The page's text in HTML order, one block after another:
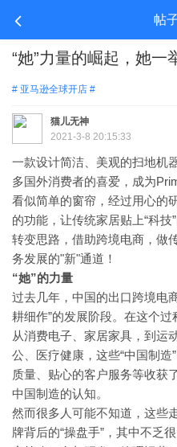
帖
“她”力量的崛起，她一
# 亚马逊全球开店 #
猫儿无神
2021-3-8 20:15:33
一款设计简洁、美观的扫地机
多国外消费者的喜爱，成为
看似简单的窗帘，经过用心的
的功能，让传统家居贴上“科技
转变思路，借助跨境电商，做
务发展的"新"通道！
“她”的力量
过去几年，中国的出口跨境电
耕细作”的发展阶段。在这个
从消费电子、家居家具，到运
公、医疗健康，这些“中国制
质量、贴心的客户服务等收获
中国制造的认知。
然而很多人可能不知道，这些
牌背后的“操盘手”，其中不乏